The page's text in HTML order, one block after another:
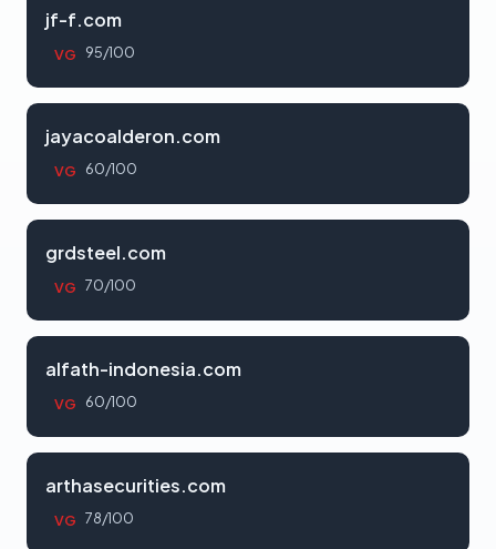
jf-f.com
VG 95/100
jayacoalderon.com
VG 60/100
grdsteel.com
VG 70/100
alfath-indonesia.com
VG 60/100
arthasecurities.com
VG 78/100